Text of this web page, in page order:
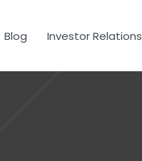
Blog Investor Relations